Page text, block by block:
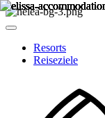
Resorts
Reiseziele